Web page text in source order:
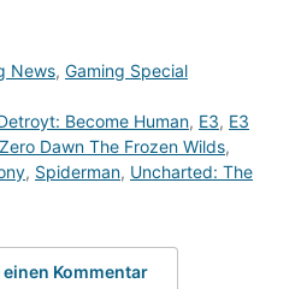
News, Gaming Special
Become Human, E3, E3
Dawn The Frozen Wilds,
, Spiderman, Uncharted: The
Kommentar